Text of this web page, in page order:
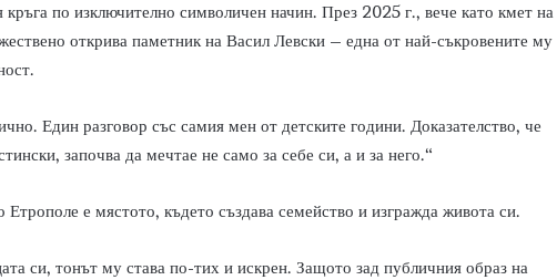
кръга по изключително символичен начин. През 2025 г., вече като кмет на
открива паметник на Васил Левски – една от най-съкровените му
Един разговор със самия мен от детските години. Доказателство, че
започва да мечтае не само за себе си, а и за него.“
Етрополе е мястото, където създава семейство и изгражда живота си.
си, тонът му става по-тих и искрен. Защото зад публичния образ на